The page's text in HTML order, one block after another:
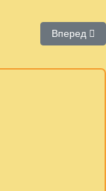
Вперед